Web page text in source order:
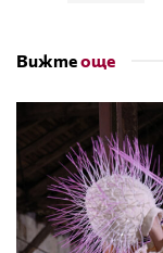
Вижтеоще